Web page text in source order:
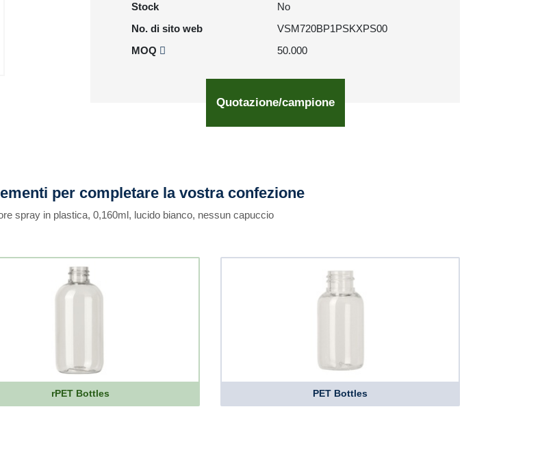
Stock
No
No. di sito web
VSM720BP1PSKXPS00
MOQ
50.000
Quotazione/campione
per completare la vostra confezione
spray in plastica, 0,160ml, lucido bianco, nessun capuccio
rPET Bottles PET Bottles